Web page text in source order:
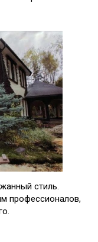
стиль.
профессионалов,